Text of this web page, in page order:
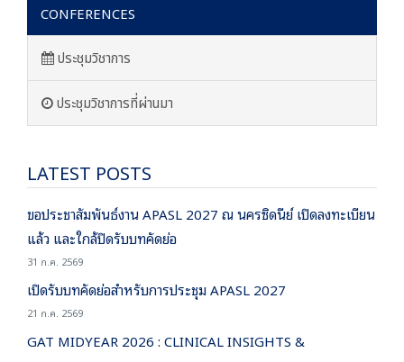
CONFERENCES
ประชุมวิชาการ
ประชุมวิชาการที่ผ่านมา
LATEST POSTS
ขอประชาสัมพันธ์งาน APASL 2027 ณ นครซิดนีย์ เปิดลงทะเบียน
แล้ว และใกล้ปิดรับบทคัดย่อ
31 ก.ค. 2569
เปิดรับบทคัดย่อสำหรับการประชุม APASL 2027
21 ก.ค. 2569
GAT MIDYEAR 2026 : CLINICAL INSIGHTS &